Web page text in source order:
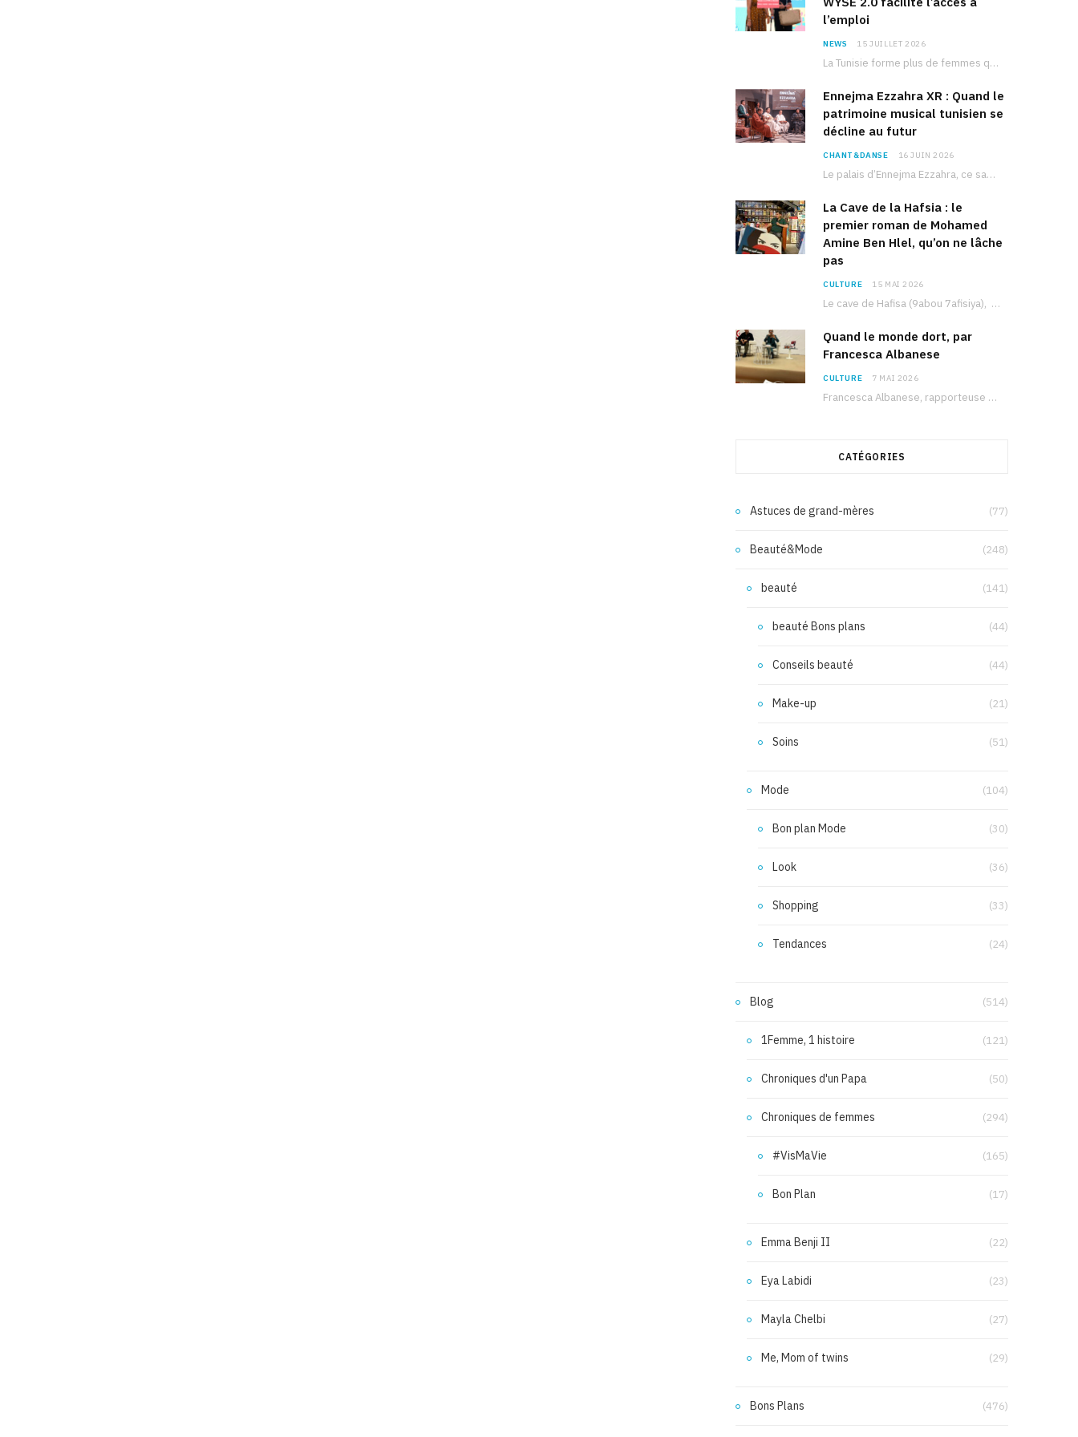
l’emploi
NEWS 15 JUILLET 2026
La Tunisie forme plus de femmes que d’hommes dans les filières scientifiques. Pourtant, pour beaucoup…
Ennejma Ezzahra XR : Quand le
patrimoine musical tunisien se
décline au futur
CHANT&DANSE 16 JUIN 2026
Le palais d’Ennejma Ezzahra, ce sanctuaire de la musique tunisienne et méditerranéenne construit par le…
La Cave de la Hafsia : le
premier roman de Mohamed
Amine Ben Hlel, qu’on ne lâche
pas
CULTURE 15 MAI 2026
Le cave de Hafisa (9abou 7afisiya), premier roman du journaliste tunisien Mohamed Amine Ben Hlel,…
Quand le monde dort, par
Francesca Albanese
CULTURE 7 MAI 2026
Francesca Albanese, rapporteuse spéciale de l’ONU sur les territoires palestiniens occupés, était à Tunis pour…
CATÉGORIES
Astuces de grand-mères (77)
Beauté&Mode (248)
beauté (141)
beauté Bons plans (44)
Conseils beauté (44)
Make-up (21)
Soins (51)
Mode (104)
Bon plan Mode (30)
Look (36)
Shopping (33)
Tendances (24)
Blog (514)
1Femme, 1 histoire (121)
Chroniques d'un Papa (50)
Chroniques de femmes (294)
#VisMaVie (165)
Bon Plan (17)
Emma Benji II (22)
Eya Labidi (23)
Mayla Chelbi (27)
Me, Mom of twins (29)
Bons Plans (476)